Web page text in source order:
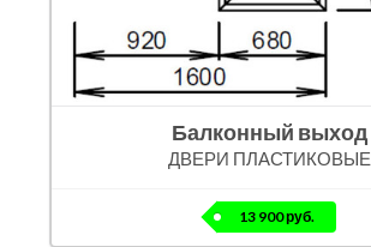
Балконный выход
ДВЕРИ ПЛАСТИКОВЫЕ
13 900 руб.